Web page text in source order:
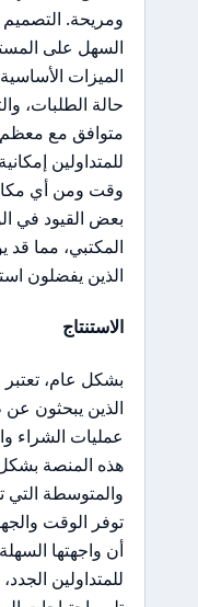
ومريحة.
السهل على
الميزات
حالة الطلبات،
متوافق مع معظم
للمتداولين
وقت ومن أي
بعض القيود في
المكتبي، مما
الذين يفضلون
الاستنتاج
الذين يبحثون
عمليات الشراء
هذه المنصة
والمتوسطة
توفر الوقت
أن واجهتها
للمتداولين